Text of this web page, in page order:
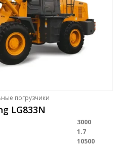
погрузчики
LG833N
3000
1.7
10500